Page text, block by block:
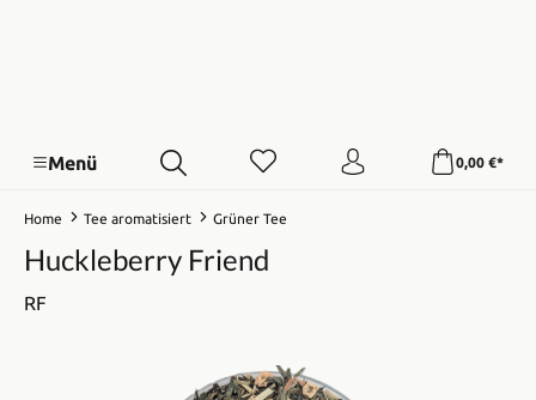
Menü 0,00 €*
Home Tee aromatisiert Grüner Tee
Huckleberry Friend
RF
Bildergalerie überspringen